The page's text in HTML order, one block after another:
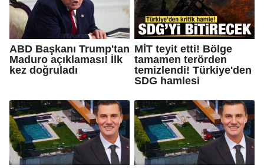
ABD Başkanı Trump'tan
Maduro açıklaması! İlk
kez doğruladı
MİT teyit etti! Bölge
tamamen terörden
temizlendi! Türkiye'den
SDG hamlesi